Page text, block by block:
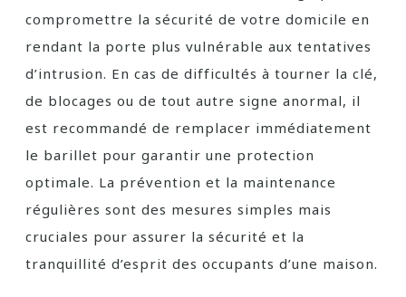
compromettre la sécurité de votre domicile en
rendant la porte plus vulnérable aux tentatives
d’intrusion. En cas de difficultés à tourner la clé,
de blocages ou de tout autre signe anormal, il
est recommandé de remplacer immédiatement
le barillet pour garantir une protection
optimale. La prévention et la maintenance
régulières sont des mesures simples mais
cruciales pour assurer la sécurité et la
tranquillité d’esprit des occupants d’une maison.